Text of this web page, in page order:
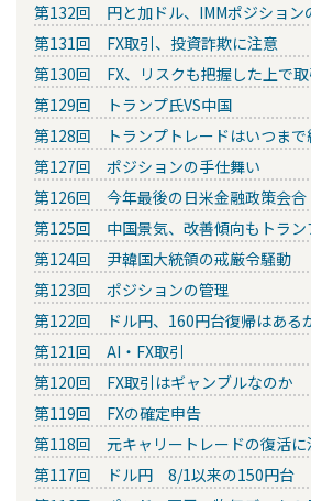
第132回 円と加ドル、IMMポジション
第131回 FX取引、投資詐欺に注意
第130回 FX、リスクも把握した上で取
第129回 トランプ氏VS中国
第128回 トランプトレードはいつまで
第127回 ポジションの手仕舞い
第126回 今年最後の日米金融政策会合
第125回 中国景気、改善傾向もトラン
第124回 尹韓国大統領の戒厳令騒動
第123回 ポジションの管理
第122回 ドル円、160円台復帰はある
第121回 AI・FX取引
第120回 FX取引はギャンブルなのか
第119回 FXの確定申告
第118回 元キャリートレードの復活に
第117回 ドル円 8/1以来の150円台